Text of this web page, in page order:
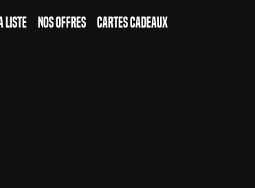
Liste Nos Offres Cartes Cadeaux